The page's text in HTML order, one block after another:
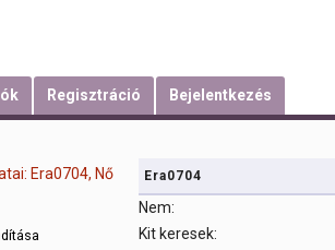
Regisztráció Bejelentkezés
Era0704
Nem:
Kit keresek: